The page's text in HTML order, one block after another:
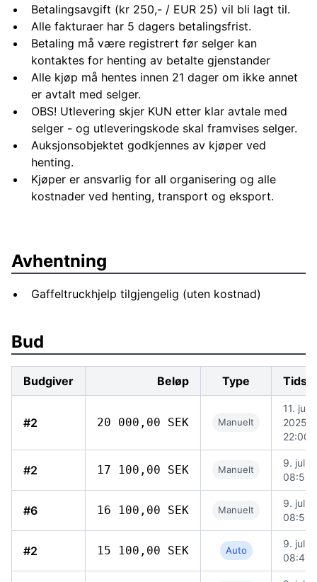
Betalingsavgift (kr 250,- / EUR 25) vil bli lagt til.
Alle fakturaer har 5 dagers betalingsfrist.
Betaling må være registrert før selger kan
kontaktes for henting av betalte gjenstander
Alle kjøp må hentes innen 21 dager om ikke annet
er avtalt med selger.
OBS! Utlevering skjer KUN etter klar avtale med
selger - og utleveringskode skal framvises selger.
Auksjonsobjektet godkjennes av kjøper ved
henting.
Kjøper er ansvarlig for all organisering og alle
kostnader ved henting, transport og eksport.
Avhentning
Gaffeltruckhjelp tilgjengelig (uten kostnad)
Bud
Budgiver Beløp Type
#2 20 000,00 SEK Manuelt
11. juli
2025,
22:00
#2 17 100,00 SEK Manuelt
9. juli
08:53
#6 16 100,00 SEK Manuelt
9. juli
08:50
#2 15 100,00 SEK Auto
9. juli
08:47